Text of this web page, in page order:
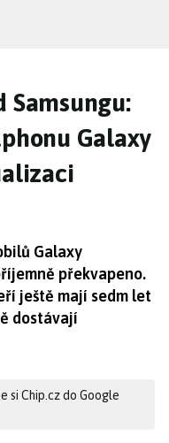
Samsungu:
Galaxy
Galaxy
překvapeno.
ještě mají sedm let
dostávají
si Chip.cz do Google